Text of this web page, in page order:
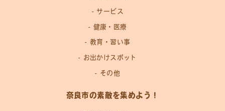
サービス
健康・医療
教育・習い事
お出かけスポット
その他
奈良市の素敵を集めよう！